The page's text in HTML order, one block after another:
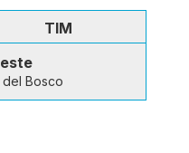
TIM
del Bosco